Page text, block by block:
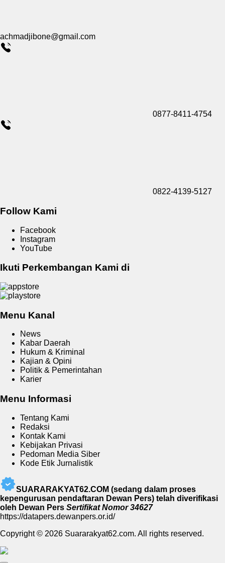
achmadjibone@gmail.com
0877-8411-4754
0822-4139-5127
Follow Kami
Facebook
Instagram
YouTube
Ikuti Perkembangan Kami di
Menu Kanal
News
Kabar Daerah
Hukum & Kriminal
Kajian & Opini
Politik & Pemerintahan
Karier
Menu Informasi
Tentang Kami
Redaksi
Kontak Kami
Kebijakan Privasi
Pedoman Media Siber
Kode Etik Jurnalistik
SUARARAKYAT62.COM (sedang dalam proses
kepengurusan pendaftaran Dewan Pers) telah diverifikasi
oleh Dewan Pers Sertifikat Nomor 34627
https://datapers.dewanpers.or.id/
Copyright © 2026 Suararakyat62.com. All rights reserved.